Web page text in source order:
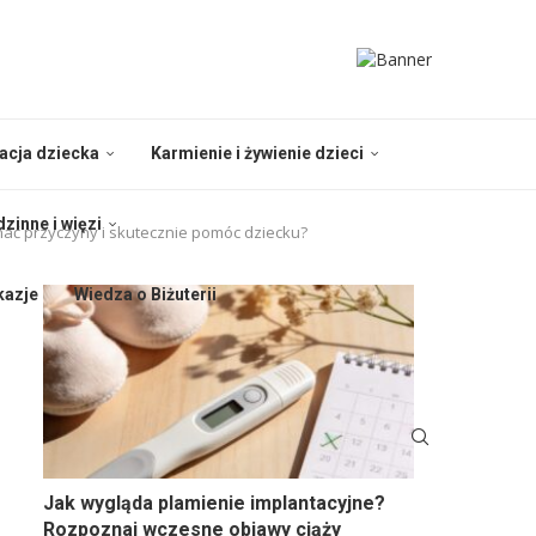
dziecka Karmienie i żywienie dzieci
i więzi
Wiedza o Biżuterii
przyczyny i skutecznie pomóc dziecku?
Jak wygląda plamienie implantacyjne?
Rozpoznaj wczesne objawy ciąży